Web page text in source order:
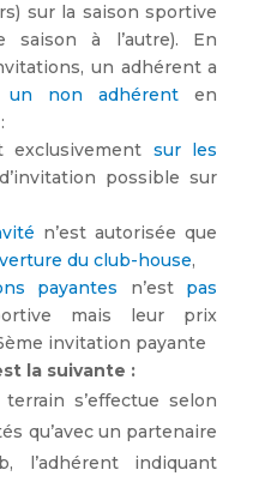
sur la saison sportive
saison à l’autre). En
un adhérent a
un non adhérent
en
sur les
possible sur
n’est autorisée que
du club-house,
payantes n’est pas
mais leur prix
invitation payante
la suivante :
s’effectue selon
qu’avec un partenaire
l’adhérent indiquant